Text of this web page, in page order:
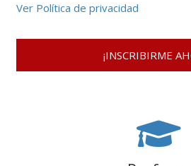
Ver Política de privacidad